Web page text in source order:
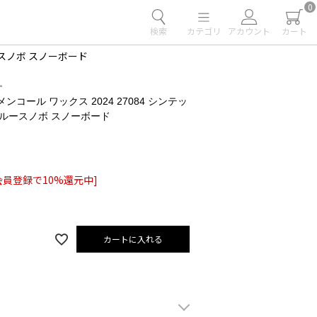
検索 カテゴリ アカウント
0
カート
ノボ スノーボード
ンコール ワックス 2024 27084 シンテッ
ースノボ スノーボード
登録で10%還元中]
カートに入れる